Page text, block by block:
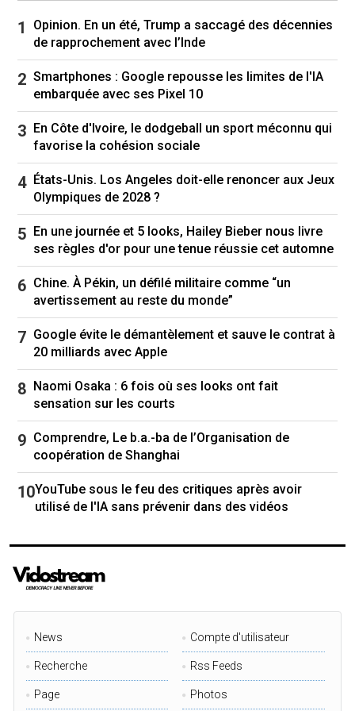
accéléré quand le parti au pouvoir du premier
ministre Shigeru Ishiba (Parti libéral-démocrate,
droite conservatrice) a ouvert la porte toute
grande aux travailleurs temporaires étrangers
pour contrer la pénurie de main-d'œuvre et
garder l’économie à flots.
En 2024, la proportion d’étrangers établis au
Japona crû de 10 % (nouvelle fenêtre),
établissant un record pour une troisième année
consécutive.
Même si les 3,8 millions de ressortissants
étrangers ne représentent environ que 3 % de la
population totale du pays, Sanseitō a construit
son message politique autour de la
représente à ses yeux l’arrivée de ces
travailleurs étrangers, conjuguée à l’inconfort
(bien réel) des Japonais face à l’essor du
surtourisme.
Une femme traverse le carrefour de Shibuya à Tokyo. PHOTO :
RADIO-CANADA / PHILIPPE GRENIER
Sohei Kamuya et les représentants de son parti
ont répandu des faussetés
ressortissants étrangers à des (nouvelle
sociale (nouvelle fenêtre), en plus d’évoquer
constamment la menace qu’ils représentent,
selon eux, pour l’identité et les valeurs
japonaises.
Opinion. En un été, Trump a saccagé des décennies
de rapprochement avec l’Inde
Smartphones : Google repousse les limites de l'IA
embarquée avec ses Pixel 10
En Côte d'Ivoire, le dodgeball un sport méconnu qui
favorise la cohésion sociale
États-Unis. Los Angeles doit-elle renoncer aux Jeux
Olympiques de 2028 ?
En une journée et 5 looks, Hailey Bieber nous livre
ses règles d'or pour une tenue réussie cet automne
Chine. À Pékin, un défilé militaire comme “un
avertissement au reste du monde”
Google évite le démantèlement et sauve le contrat à
20 milliards avec Apple
Naomi Osaka : 6 fois où ses looks ont fait
sensation sur les courts
Comprendre, Le b.a.-ba de l’Organisation de
coopération de Shanghai
YouTube sous le feu des critiques après avoir
utilisé de l'IA sans prévenir dans des vidéos
News Compte d'utilisateur
Recherche Rss Feeds
Page Photos